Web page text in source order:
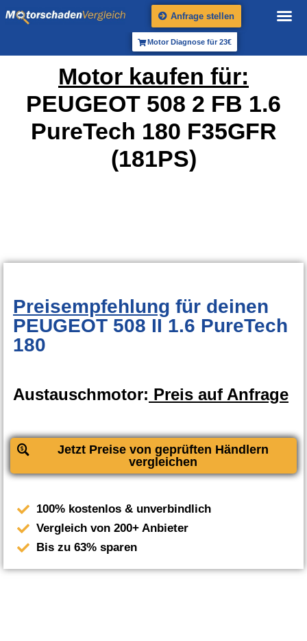
Anfrage stellen
Motor Diagnose für 23€
Motor kaufen für:
PEUGEOT 508 2 FB 1.6
PureTech 180 F35GFR
(181PS)
Preisempfehlung für deinen
PEUGEOT 508 II 1.6 PureTech
180
Austauschmotor: Preis auf Anfrage
Jetzt Preise von geprüften Händlern
vergleichen
100% kostenlos & unverbindlich
Vergleich von 200+ Anbieter
Bis zu 63% sparen